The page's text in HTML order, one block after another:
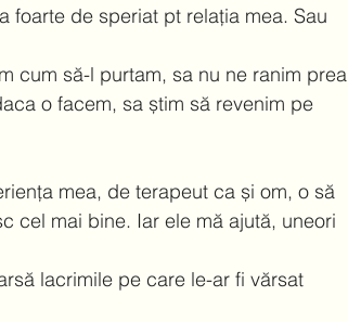
foarte de speriat pt relația mea. Sau
cum să-l purtam, sa nu ne ranim prea
o facem, sa știm să revenim pe
mea, de terapeut ca și om, o să
cel mai bine. Iar ele mă ajută, uneori
lacrimile pe care le-ar fi vărsat